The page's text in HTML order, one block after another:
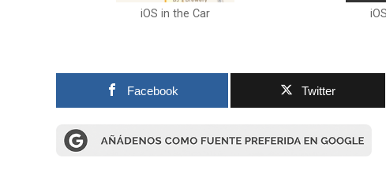
iOS in the Car
Facebook Twitter